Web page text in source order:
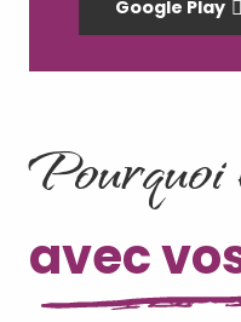
Google Play
Pourquoi
avec